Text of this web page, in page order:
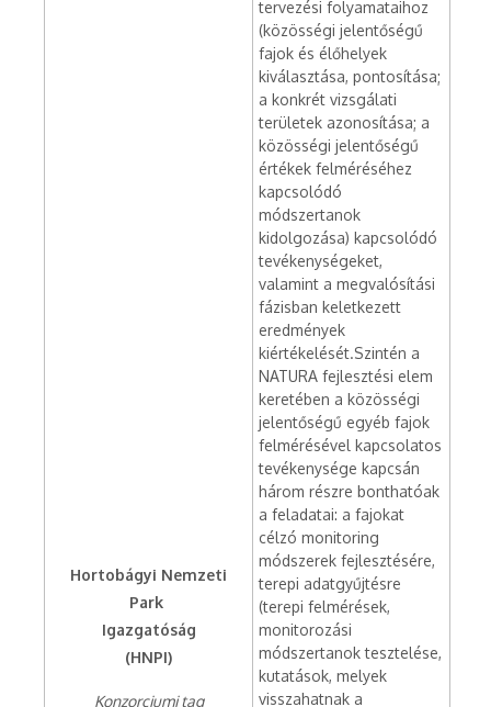
Hortobágyi Nemzeti
Park
Igazgatóság
(HNPI)
Konzorciumi tag
tervezési folyamataihoz
(közösségi jelentőségű
fajok és élőhelyek
kiválasztása, pontosítása;
a konkrét vizsgálati
területek azonosítása; a
közösségi jelentőségű
értékek felméréséhez
kapcsolódó
módszertanok
kidolgozása) kapcsolódó
tevékenységeket,
valamint a megvalósítási
fázisban keletkezett
eredmények
kiértékelését.Szintén a
NATURA fejlesztési elem
keretében a közösségi
jelentőségű egyéb fajok
felmérésével kapcsolatos
tevékenysége kapcsán
három részre bonthatóak
a feladatai: a fajokat
célzó monitoring
módszerek fejlesztésére,
terepi adatgyűjtésre
(terepi felmérések,
monitorozási
módszertanok tesztelése,
kutatások, melyek
visszahatnak a